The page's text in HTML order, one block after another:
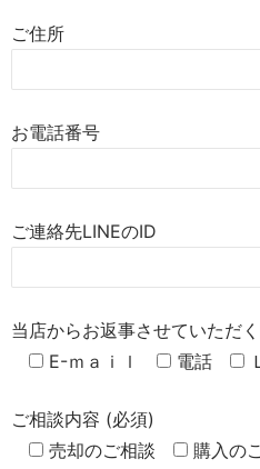
ご住所
お電話番号
ご連絡先LINEのID
当店からお返事させていただ
E-ｍａｉｌ
電話
ご相談内容 (必須)
売却のご相談
購入の